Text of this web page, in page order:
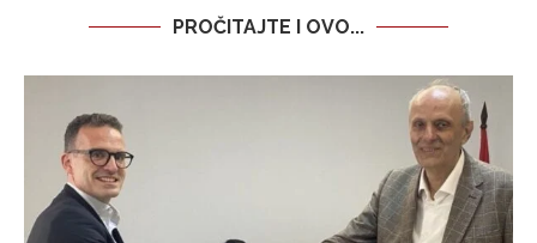
PROČITAJTE I OVO...